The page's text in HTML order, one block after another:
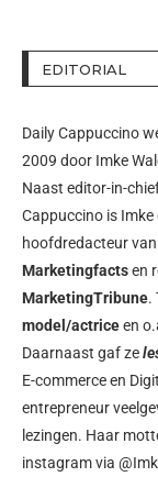
EDITORIAL
Daily Cappuccino
2009 door Imke
Naast editor-in-
Cappuccino is Imke
hoofdredacteur van
Marketingfactsen
MarketingTribune.
model/actriceen
Daarnaast gaf ze
E-commerce en
entrepreneur
lezingen. Haar
instagram via